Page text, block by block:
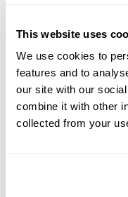
This website uses
We use cookies to
features and to
our site with our
combine it with other
collected from your
+